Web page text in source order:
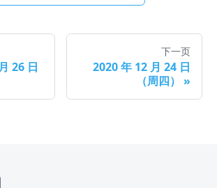
26 日
下一页
2020 年 12 月 24 日
（周四）
»